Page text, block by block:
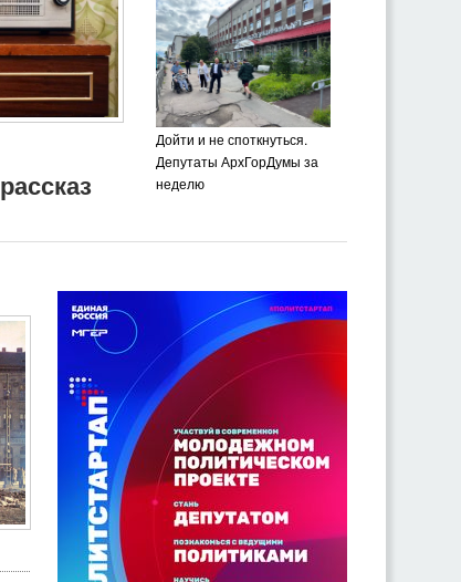
Дойти и не споткнуться.
Депутаты АрхГорДумы за
неделю